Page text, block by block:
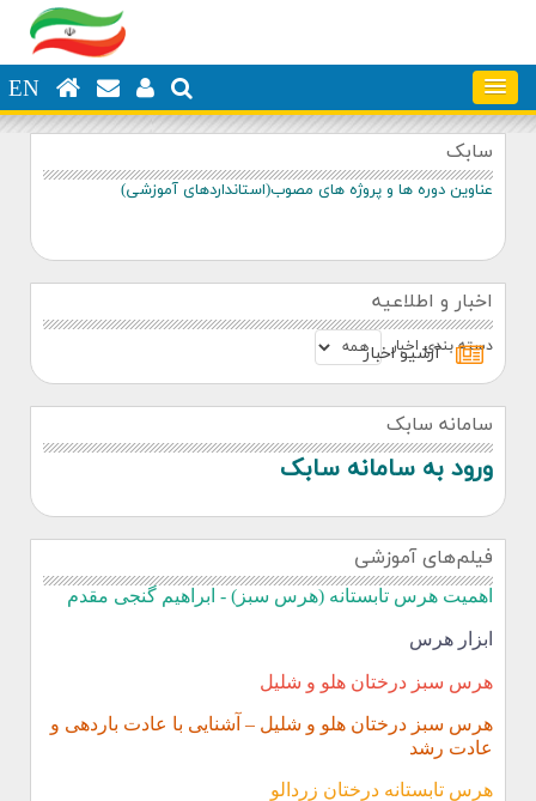
EN
سابک
عناوین دوره ها و پروژه های مصوب(استانداردهای آموزشی)
اخبار و اطلاعیه
دسته بندي اخبار
آرشيو اخبار
سامانه سابک
ورود به سامانه سابک
فیلم‌های آموزشی
اهمیت هرس تابستانه (هرس سبز) - ابراهیم گنجی مقدم
ابزار هرس
هرس سبز درختان هلو و شلیل
هرس سبز درختان هلو و شلیل – آشنایی با عادت باردهی و
عادت رشد
هرس تابستانه درختان زردالو